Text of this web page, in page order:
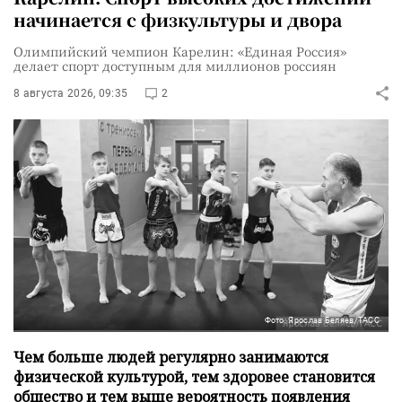
начинается с физкультуры и двора
Олимпийский чемпион Карелин: «Единая Россия»
делает спорт доступным для миллионов россиян
8 августа 2026, 09:35 2
Фото: Ярослав Беляев/ТАСС
Чем больше людей регулярно занимаются
физической культурой, тем здоровее становится
общество и тем выше вероятность появления